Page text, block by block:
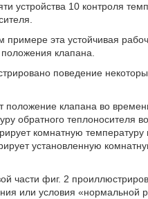
устройства 10 контроля
примере эта устойчивая
клапана.
поведение
положение клапана во
обратного теплоносителя
комнатную температуру
установленную
части фиг. 2
или условия «нормальной